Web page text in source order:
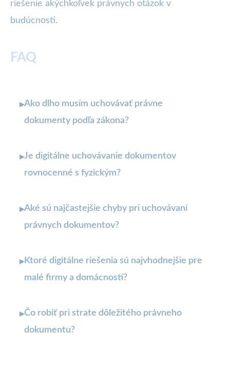
riešenie akýchkoľvek právnych otázok v
budúcnosti.
FAQ
▸Ako dlho musím uchovávať právne
dokumenty podľa zákona?
▸Je digitálne uchovávanie dokumentov
rovnocenné s fyzickým?
▸Aké sú najčastejšie chyby pri uchovávaní
právnych dokumentov?
▸Ktoré digitálne riešenia sú najvhodnejšie pre
malé firmy a domácnosti?
▸Čo robiť pri strate dôležitého právneho
dokumentu?